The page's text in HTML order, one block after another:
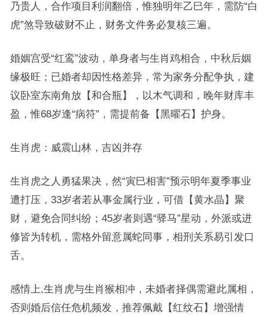
乃贵人，合作项目利润翻倍，惟独明年乙巳年，需防“白
虎”煞导致破财不止，财务文件务必复核三遍。
婚姻宫受“红鸾”波动，单身者与生肖鸡相合，中秋后姻
缘极旺；已婚者却因性格差异，常为家务分配争执，建
议卧室东南角放【和合瓶】，以木气调和，晚年财库丰
盈，惟68岁逢“病符”，需提前备【黑曜石】护身。
生肖虎：威震山林，吉凶并存
生肖虎之人勇猛果决，然“寅巳相害”预示明年夏季事业
遭打压，33岁者若从事金属行业，可借【黄水晶】聚
财，避免合同纠纷；45岁者则遇“驿马”星动，外派或进
修皆为转机，需格外留意属蛇同事，相刑关系易引发口
舌。
感情上,生肖虎与生肖猴相冲，未婚者择偶需避此属相，
否则婚后信任危机频发，推荐佩戴【红纹石】增强情